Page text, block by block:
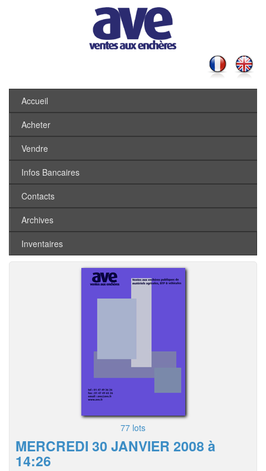
Accueil
Acheter
Vendre
Infos Bancaires
Contacts
Archives
Inventaires
77 lots
MERCREDI 30 JANVIER 2008 à
14:26